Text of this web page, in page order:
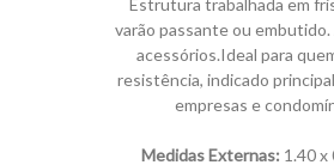
Estrutura trabalhada em
varão passante ou embutido.
acessórios.Ideal para
resistência, indicado
empresas e
Medidas Externas: 1.40 x